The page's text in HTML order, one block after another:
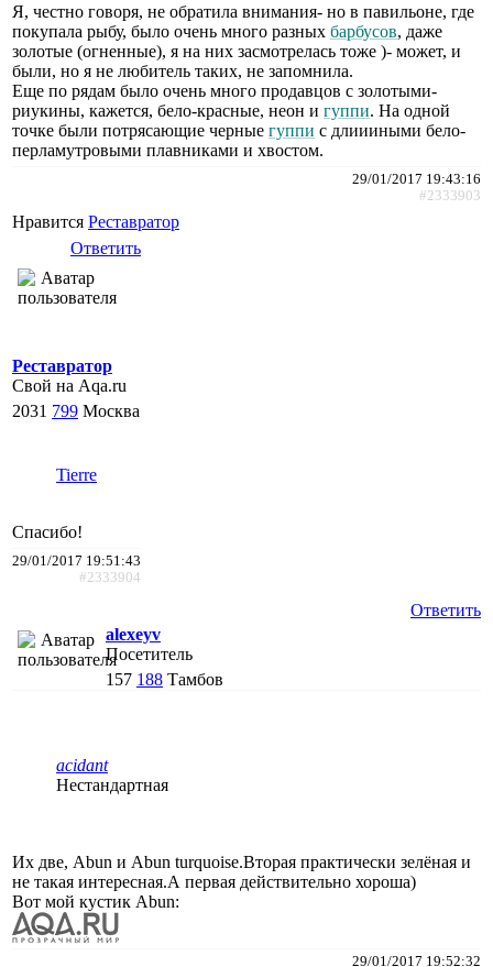
Я, честно говоря, не обратила внимания- но в павильоне, где
покупала рыбу, было очень много разных барбусов, даже
золотые (огненные), я на них засмотрелась тоже )- может, и
были, но я не любитель таких, не запомнила.
Еще по рядам было очень много продавцов с золотыми-
риукины, кажется, бело-красные, неон и гуппи. На одной
точке были потрясающие черные гуппи с длиииными бело-
перламутровыми плавниками и хвостом.
29/01/2017 19:43:16
#2333903
Нравится Реставратор
Ответить
Реставратор
Свой на Aqa.ru
2031 799 Москва
Tierre
Спасибо!
29/01/2017 19:51:43
#2333904
Ответить
alexeyv
Посетитель
157 188 Тамбов
acidant
Нестандартная
Их две, Abun и Abun turquoise.Вторая практически зелёная и
не такая интересная.А первая действительно хороша)
Вот мой кустик Abun:
29/01/2017 19:52:32